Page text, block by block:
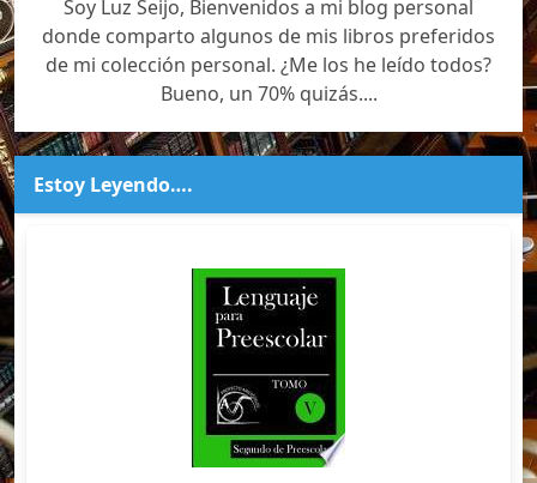
Soy Luz Seijo, Bienvenidos a mi blog personal
donde comparto algunos de mis libros preferidos
de mi colección personal. ¿Me los he leído todos?
Bueno, un 70% quizás....
Estoy Leyendo….